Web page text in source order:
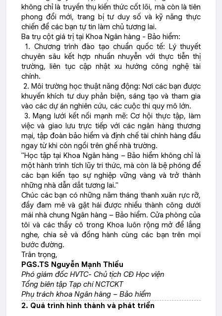
không chỉ là truyền thụ kiến thức cốt lõi, mà còn là tiên
phong đổi mới, trang bị tư duy số và kỹ năng thực
chiến để các bạn tự tin làm chủ tương lai.
Ba trụ cột giá trị tại Khoa Ngân hàng - Bảo hiểm:
1. Chương trình đào tạo chuẩn quốc tế: Lý thuyết
chuyên sâu kết hợp nhuần nhuyễn với thực tiễn thị
trường, liên tục cập nhật xu hướng công nghệ tài
chính.
2. Môi trường học thuật năng động: Nơi các bạn được
khuyến khích tư duy phản biện, sáng tạo và tham gia
vào các dự án nghiên cứu, các cuộc thi quy mô lớn.
3. Mạng lưới kết nối mạnh mẽ: Cơ hội thực tập, làm
việc và giao lưu trực tiếp với các ngân hàng thương
mại, tập đoàn bảo hiểm và định chế tài chính hàng đầu
ngay từ khi còn ngồi trên ghế nhà trường.
"Học tập tại Khoa Ngân hàng – Bảo hiểm không chỉ là
một hành trình tích lũy tri thức, mà còn là bệ phóng để
các bạn kiến tạo sự nghiệp vững vàng và trở thành
những nhà dẫn dắt tương lai."
Chúc các bạn có những năm tháng thanh xuân rực rỡ,
đầy đam mê và gặt hái được nhiều thành công dưới
mái nhà chung Ngân hàng – Bảo hiểm. Cửa phòng của
tôi và các thầy cô trong Khoa luôn rộng mở để lắng
nghe, chia sẻ và đồng hành cùng các bạn trên mọi
bước đường.
Trân trọng,
PGS.TS Nguyễn Mạnh Thiều
Phó giám đốc HVTC- Chủ tịch CĐ Học viện
Tổng biên tập Tạp chí NCTCKT
Phụ trách khoa Ngân hàng – Bảo hiểm
2. Quá trình hình thành và phát triển